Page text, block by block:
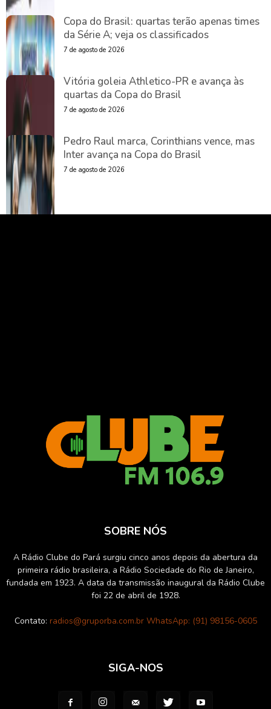
Copa do Brasil: quartas terão apenas times
da Série A; veja os classificados
7 de agosto de 2026
Vitória goleia Athletico-PR e avança às
quartas da Copa do Brasil
7 de agosto de 2026
Pedro Raul marca, Corinthians vence, mas
Inter avança na Copa do Brasil
7 de agosto de 2026
SOBRE NÓS
A Rádio Clube do Pará surgiu cinco anos depois da abertura da
primeira rádio brasileira, a Rádio Sociedade do Rio de Janeiro,
fundada em 1923. A data da transmissão inaugural da Rádio Clube
foi 22 de abril de 1928.
Contato: radios@gruporba.com.br WhatsApp: (91) 98156-0605
SIGA-NOS